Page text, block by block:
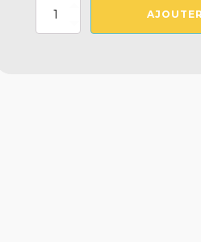
quantité